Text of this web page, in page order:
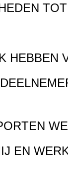
HEBBEN
EN